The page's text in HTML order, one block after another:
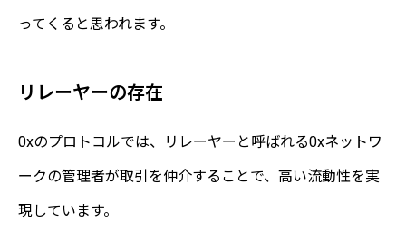
ってくると思われます。
リレーヤーの存在
0xのプロトコルでは、リレーヤーと呼ばれる0xネットワ
ークの管理者が取引を仲介することで、高い流動性を実
現しています。